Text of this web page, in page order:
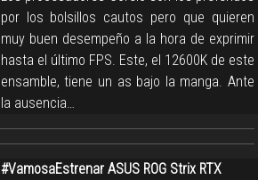
por los bolsillos cautos pero que quieren
muy buen desempeño a la hora de exprimir
hasta el último FPS. Este, el 12600K de este
ensamble, tiene un as bajo la manga. Ante
la ausencia…
#VamosaEstrenar ASUS ROG Strix RTX